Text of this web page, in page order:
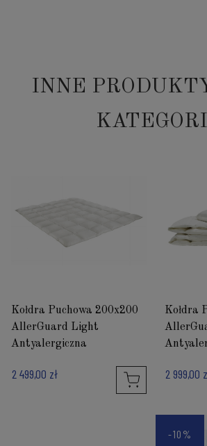
INNE
Kołdra Puchowa 200x200
AllerGuard Light
Antyalergiczna
2 499,00 zł
Kołdra
2 999,00
-10%